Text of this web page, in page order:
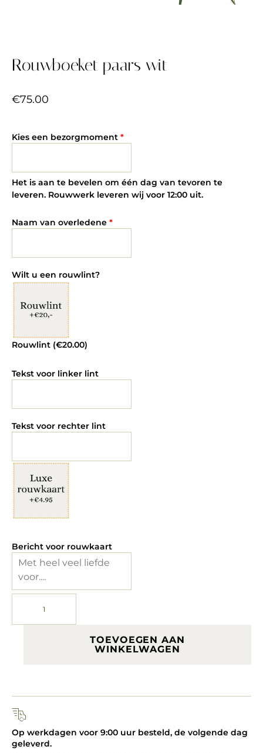
Rouwboeket paars wit
€75.00
Kies een bezorgmoment *
Het is aan te bevelen om één dag van tevoren te
leveren. Rouwwerk leveren wij voor 12:00 uit.
Naam van overledene *
Wilt u een rouwlint?
Rouwlint (€20.00)
Tekst voor linker lint
Tekst voor rechter lint
Bericht voor rouwkaart
TOEVOEGEN AAN
WINKELWAGEN
Op werkdagen voor 9:00 uur besteld, de volgende dag
geleverd.